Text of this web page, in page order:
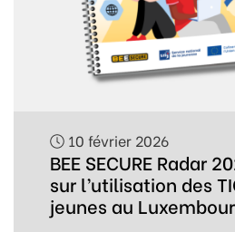
10 février 2026
BEE SECURE Radar
sur l’utilisation des
jeunes au